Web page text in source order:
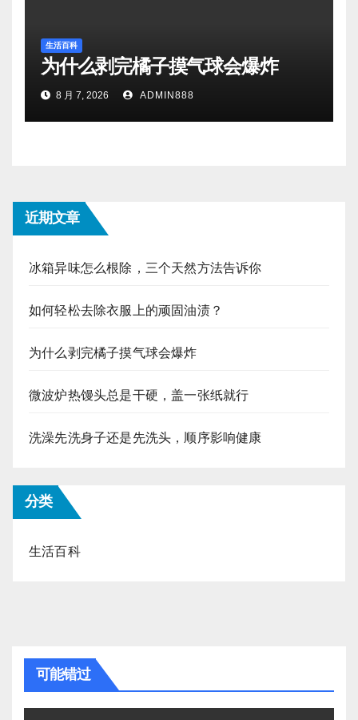
生活百科
为什么剥完橘子摸气球会爆炸
8 月 7, 2026 ADMIN888
近期文章
冰箱异味怎么根除，三个天然方法告诉你
如何轻松去除衣服上的顽固油渍？
为什么剥完橘子摸气球会爆炸
微波炉热馒头总是干硬，盖一张纸就行
洗澡先洗身子还是先洗头，顺序影响健康
分类
生活百科
可能错过